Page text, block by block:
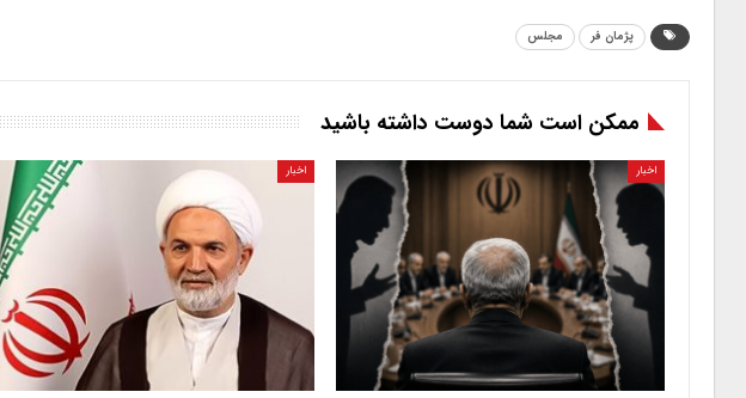
پژمان فر مجلس
ممکن است شما دوست داشته باشید
اخبار اخبار